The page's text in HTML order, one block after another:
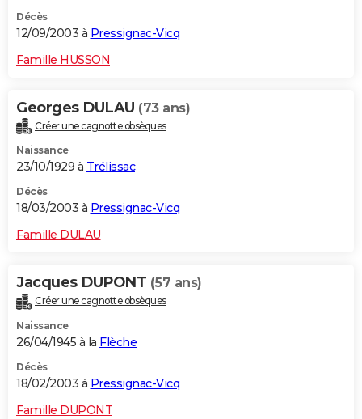
Décès
12/09/2003 à Pressignac-Vicq
Famille HUSSON
Georges DULAU (73 ans)
Créer une cagnotte obsèques
Naissance
23/10/1929 à Trélissac
Décès
18/03/2003 à Pressignac-Vicq
Famille DULAU
Jacques DUPONT (57 ans)
Créer une cagnotte obsèques
Naissance
26/04/1945 à la Flèche
Décès
18/02/2003 à Pressignac-Vicq
Famille DUPONT